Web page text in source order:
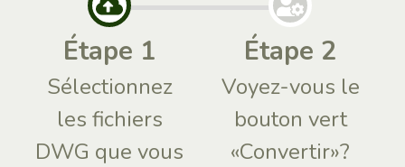
Étape 1
Sélectionnez
les fichiers
DWG que vous
Étape 2
Voyez-vous le
bouton vert
«Convertir»?